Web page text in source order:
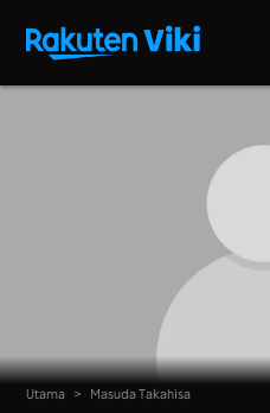
Utama > Masuda Takahisa